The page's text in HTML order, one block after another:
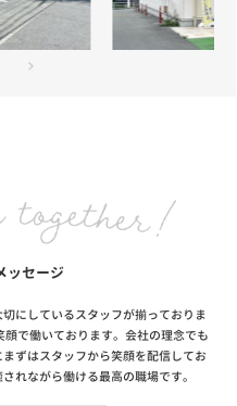
ッセージ
にしているスタッフが揃っておりま
で働いております。会社の理念でも
ずはスタッフから笑顔を配信してお
れながら働ける最高の職場です。